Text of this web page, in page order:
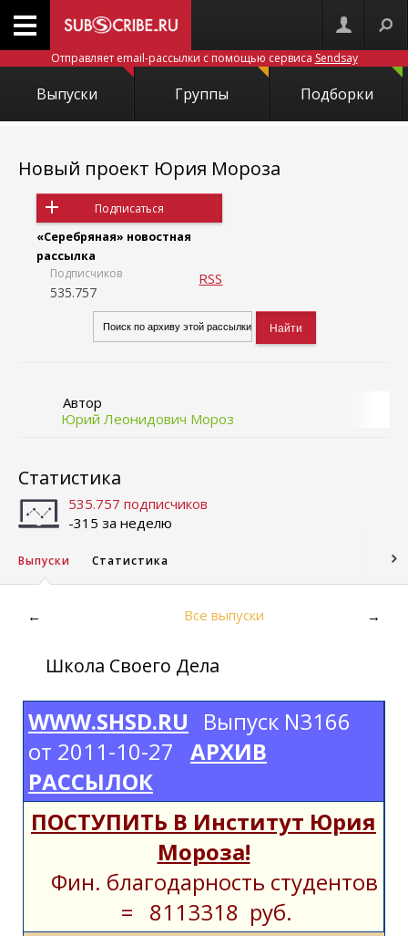
Отправляет email-рассылки с помощью сервиса Sendsay
Выпуски Группы Подборки
Новый проект Юрия Мороза
Подписаться
«Серебряная» новостная
рассылка
Подписчиков
535.757
RSS
Автор
Юрий Леонидович Мороз
Статистика
535.757 подписчиков
-315 за неделю
Выпуски Статистика
← Все выпуски →
Школа Своего Дела
WWW.SHSD.RU
Выпуск N3166
от 2011-10-27
АРХИВ
РАССЫЛОК
ПОСТУПИТЬ В Институт Юрия
Мороза!
Фин. благодарность студентов
= 8113318 руб.